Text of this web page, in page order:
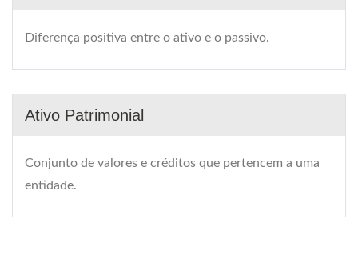
Diferença positiva entre o ativo e o passivo.
Ativo Patrimonial
Conjunto de valores e créditos que pertencem a uma
entidade.